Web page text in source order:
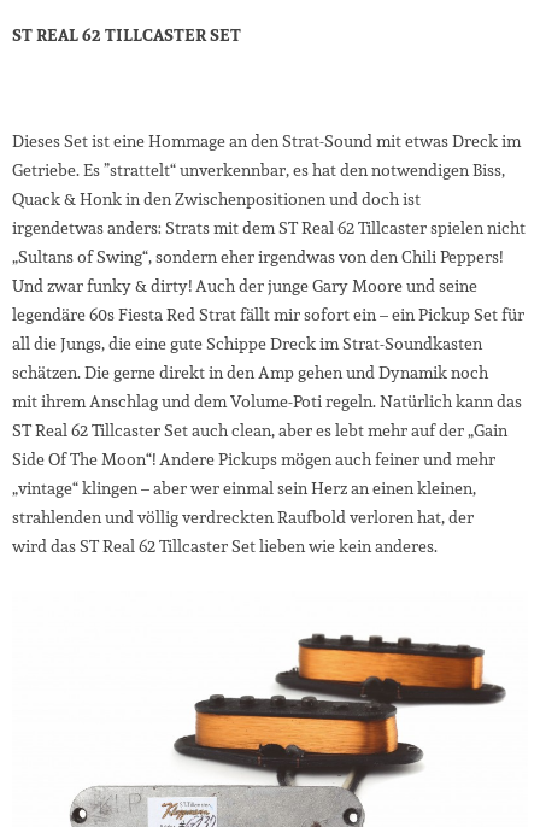
ST REAL 62 TILLCASTER SET
Dieses Set ist eine Hommage an den Strat-Sound mit etwas Dreck im
Getriebe. Es ”strattelt“ unverkennbar, es hat den notwendigen Biss,
Quack & Honk in den Zwischenpositionen und doch ist
irgendetwas anders: Strats mit dem ST Real 62 Tillcaster spielen nicht
„Sultans of Swing“, sondern eher irgendwas von den Chili Peppers!
Und zwar funky & dirty! Auch der junge Gary Moore und seine
legendäre 60s Fiesta Red Strat fällt mir sofort ein – ein Pickup Set für
all die Jungs, die eine gute Schippe Dreck im Strat-Soundkasten
schätzen. Die gerne direkt in den Amp gehen und Dynamik noch
mit ihrem Anschlag und dem Volume-Poti regeln. Natürlich kann das
ST Real 62 Tillcaster Set auch clean, aber es lebt mehr auf der „Gain
Side Of The Moon“! Andere Pickups mögen auch feiner und mehr
„vintage“ klingen – aber wer einmal sein Herz an einen kleinen,
strahlenden und völlig verdreckten Raufbold verloren hat, der
wird das ST Real 62 Tillcaster Set lieben wie kein anderes.